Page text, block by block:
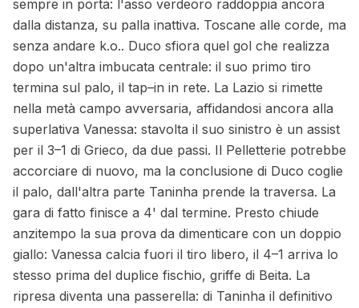
sempre in porta: l'asso verdeoro raddoppia ancora
dalla distanza, su palla inattiva. Toscane alle corde, ma
senza andare k.o.. Duco sfiora quel gol che realizza
dopo un'altra imbucata centrale: il suo primo tiro
termina sul palo, il tap–in in rete. La Lazio si rimette
nella metà campo avversaria, affidandosi ancora alla
superlativa Vanessa: stavolta il suo sinistro è un assist
per il 3–1 di Grieco, da due passi. Il Pelletterie potrebbe
accorciare di nuovo, ma la conclusione di Duco coglie
il palo, dall'altra parte Taninha prende la traversa. La
gara di fatto finisce a 4' dal termine. Presto chiude
anzitempo la sua prova da dimenticare con un doppio
giallo: Vanessa calcia fuori il tiro libero, il 4–1 arriva lo
stesso prima del duplice fischio, griffe di Beita. La
ripresa diventa una passerella: di Taninha il definitivo